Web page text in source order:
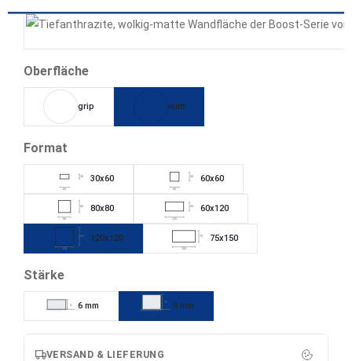
Oberflächeauswählen
grip matt
Format
60
30 30x60
60
60x60
80x80
120
60x120
120
120 120x120
150
75 75x150
Stärkeauswählen
6 6 mm 9 mm
VERSAND & LIEFERUNG